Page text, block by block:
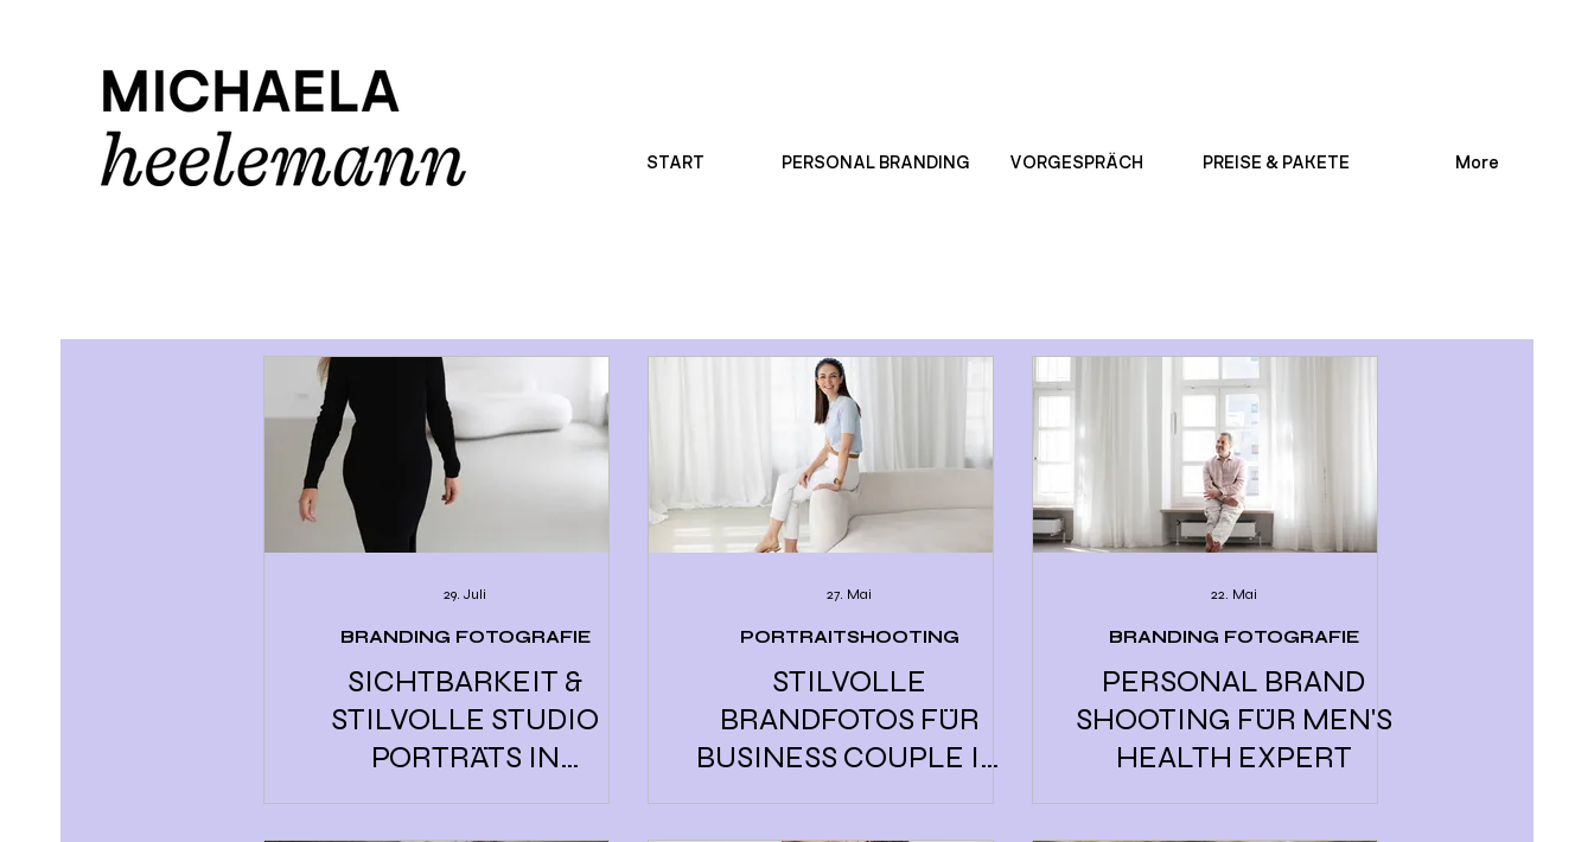
START PERSONAL BRANDING VORGESPRÄCH PREISE & PAKETE More
29. Juli
BRANDING FOTOGRAFIE
SICHTBARKEIT &
STILVOLLE STUDIO
PORTRÄTS IN
REGENSBURG
27. Mai
PORTRAITSHOOTING
STILVOLLE
BRANDFOTOS FÜR
BUSINESS COUPLE IN
REGENSBURG
22. Mai
BRANDING FOTOGRAFIE
PERSONAL BRAND
SHOOTING FÜR MEN'S
HEALTH EXPERT